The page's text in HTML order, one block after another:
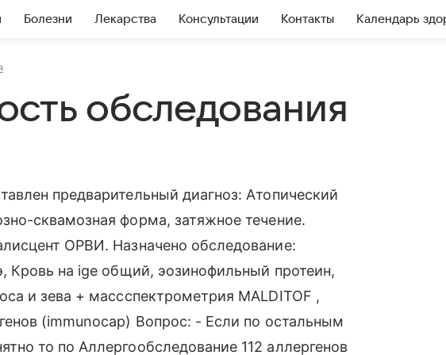
Болезни Лекарства Консультации Контакты Календарь
обследования
предварительный диагноз: Атопический
сквамозная форма, затяжное течение.
ОРВИ. Назначено обследование:
Кровь на ige общий, эозинофильный протеин,
и зева + массспектрометрия MALDITOF ,
(immunocap) Вопрос: - Если по остальным
то по Аллергообследование 112 аллергенов